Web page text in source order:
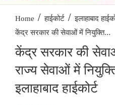
Home / हाईकोर्ट / इलाहाबाद
केंद्र सरकार की सेवाओं में नियुक्ति...
केंद्र सरकार की
राज्य सेवाओं में
इलाहाबाद हाईकोर्ट